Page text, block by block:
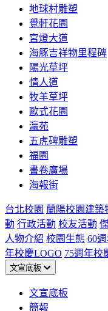
地球村雕塑
覺軒花園
宮燈大道
海豚吉祥物里程碑
陽光草坪
情人道
牧羊草坪
歐式花園
瀛苑
五虎碑雕塑
福園
書卷廣場
海報街
台北校園 蘭陽校園建築
動 行政活動 校友活動
人物介紹 校園生態 60
年校慶LOGO 75週年校
文宣底板
文宣底板
簡報